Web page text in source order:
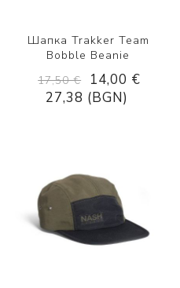
Шапка Trakker Team
Bobble Beanie
17,50 €
14,00 €
27,38 (BGN)